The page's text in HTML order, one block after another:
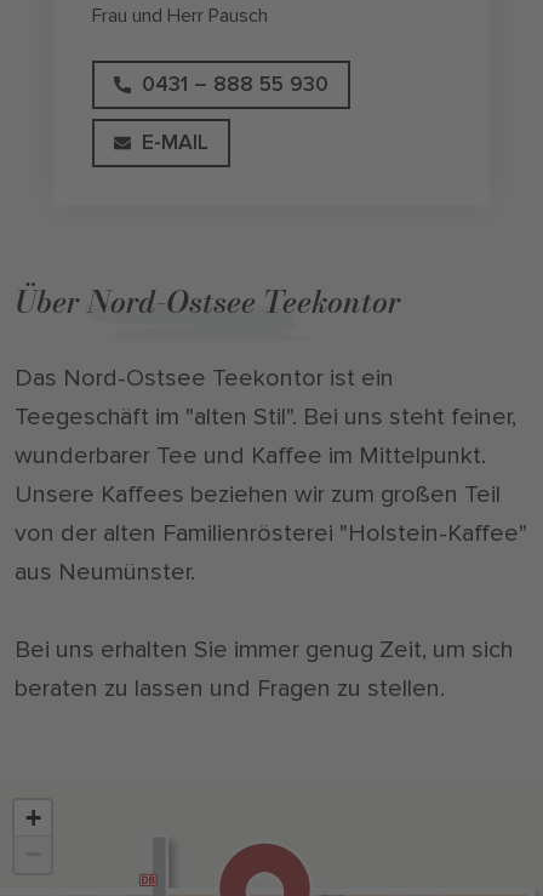
Frau und Herr Pausch
0431 – 888 55 930
E-MAIL
Über Nord-Ostsee Teekontor
Das Nord-Ostsee Teekontor ist ein
Teegeschäft im "alten Stil". Bei uns steht feiner,
wunderbarer Tee und Kaffee im Mittelpunkt.
Unsere Kaffees beziehen wir zum großen Teil
von der alten Familienrösterei "Holstein-Kaffee"
aus Neumünster.
Bei uns erhalten Sie immer genug Zeit, um sich
beraten zu lassen und Fragen zu stellen.
+